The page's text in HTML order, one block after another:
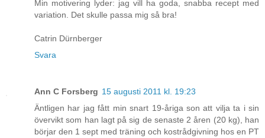
Min motivering lyder: jag vill ha goda, snabba recept med
variation. Det skulle passa mig så bra!
Catrin Dürnberger
Svara
Ann C Forsberg 15 augusti 2011 kl. 19:23
Äntligen har jag fått min snart 19-åriga son att vilja ta i sin
övervikt som han lagt på sig de senaste 2 åren (20 kg), han
börjar den 1 sept med träning och kostrådgivning hos en PT